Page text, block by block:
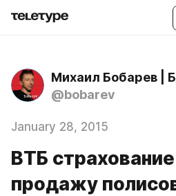
Михаил Бобарев |
@bobarev
January 28, 2015
ВТБ
продажу